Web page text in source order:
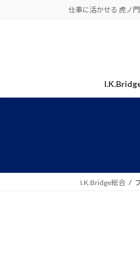
仕事に活かせる 虎ノ
I.K.Bridge総合